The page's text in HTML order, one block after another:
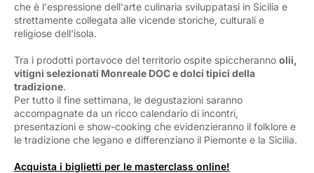
che è l'espressione dell'arte culinaria sviluppatasi in Sicilia e
strettamente collegata alle vicende storiche, culturali e
religiose dell'isola.
Tra i prodotti portavoce del territorio ospite spiccheranno olii,
vitigni selezionati Monreale DOC e dolci tipici della
tradizione.
Per tutto il fine settimana, le degustazioni saranno
accompagnate da un ricco calendario di incontri,
presentazioni e show-cooking che evidenzieranno il folklore e
le tradizione che legano e differenziano il Piemonte e la Sicilia.
Acquista i biglietti per le masterclass online!